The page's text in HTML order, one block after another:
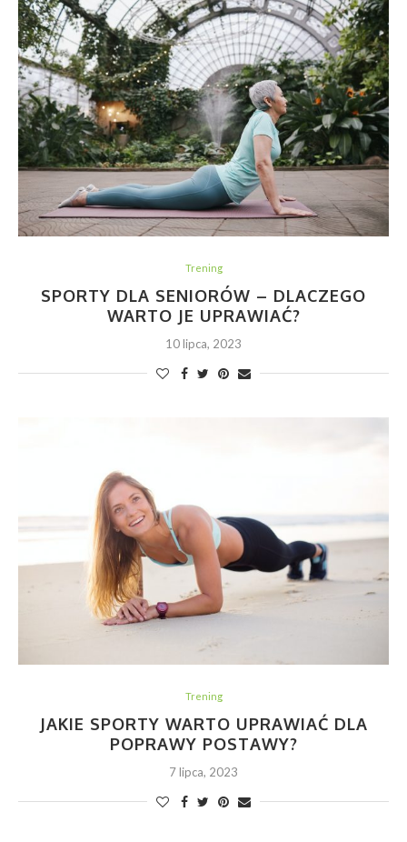
Trening
SPORTY DLA SENIORÓW – DLACZEGO
WARTO JE UPRAWIAĆ?
10 lipca, 2023
Trening
JAKIE SPORTY WARTO UPRAWIAĆ DLA
POPRAWY POSTAWY?
7 lipca, 2023